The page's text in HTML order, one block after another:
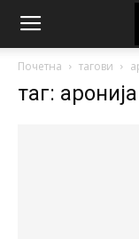
Почетна тагови
таг: аронија